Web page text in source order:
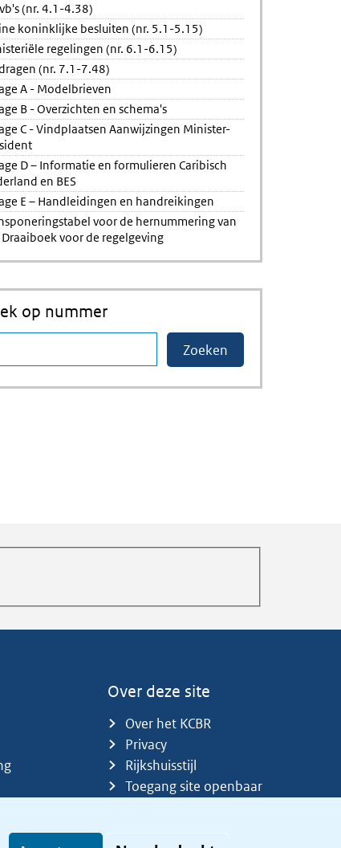
(nr. 4.1-4.38)
koninklijke besluiten (nr. 5.1-5.15)
regelingen (nr. 6.1-6.15)
(nr. 7.1-7.48)
A - Modelbrieven
B - Overzichten en schema's
C - Vindplaatsen Aanwijzingen Minister-
D – Informatie en formulieren Caribisch
en BES
E – Handleidingen en handreikingen
voor de hernummering van
voor de regelgeving
op nummer
Over deze site
Over het KCBR
Privacy
Rijkshuisstijl
Toegang site openbaar